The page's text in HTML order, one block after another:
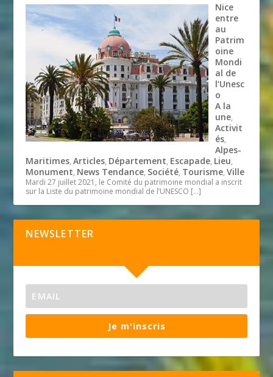
Nice
entre
au
Patrim
oine
Mondi
al de
l’Unesc
o
A la
une,
Activit
és,
Alpes-
Maritimes,Articles, Département, Escapade, Lieu,
Monument, News Tendance, Société, Tourisme,Ville
Mardi 27 juillet 2021, le Comité du patrimoine mondial a inscrit
sur la Liste du patrimoine mondial de l’UNESCO […]
NEWSLETTER
Je m'inscris